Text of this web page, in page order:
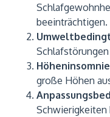
beeinträchtigen.
große Höhen
Schwierigkeiten